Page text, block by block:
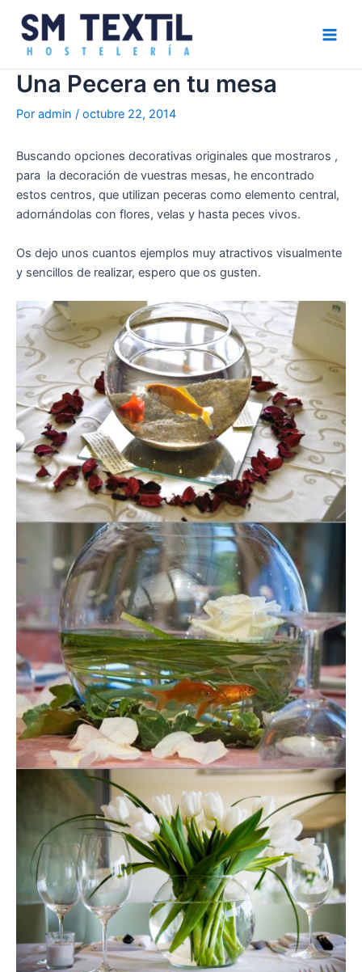
contenido
Una Pecera en tu mesa
Por admin / octubre 22, 2014
Buscando opciones decorativas originales que mostraros ,
para la decoración de vuestras mesas, he encontrado
estos centros, que utilizan peceras como elemento central,
adornándolas con flores, velas y hasta peces vivos.
Os dejo unos cuantos ejemplos muy atractivos visualmente
y sencillos de realizar, espero que os gusten.
de
entradas